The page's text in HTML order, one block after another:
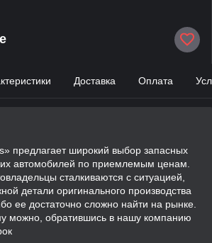
Доставка Оплата
предлагает широкий выбор запасных
автомобилей по приемлемым ценам.
сталкиваются с ситуацией,
детали оригинального производства
ее достаточно сложно найти на рынке.
можно, обратившись в нашу компанию